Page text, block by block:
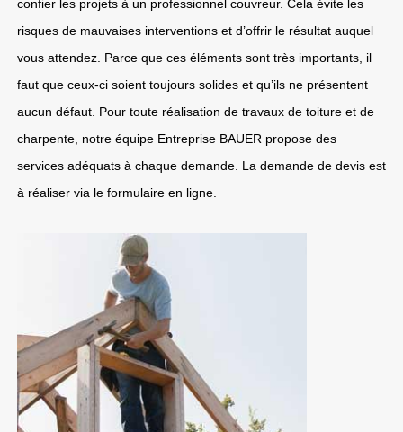
confier les projets à un professionnel couvreur. Cela évite les
risques de mauvaises interventions et d’offrir le résultat auquel
vous attendez. Parce que ces éléments sont très importants, il
faut que ceux-ci soient toujours solides et qu’ils ne présentent
aucun défaut. Pour toute réalisation de travaux de toiture et de
charpente, notre équipe Entreprise BAUER propose des
services adéquats à chaque demande. La demande de devis est
à réaliser via le formulaire en ligne.